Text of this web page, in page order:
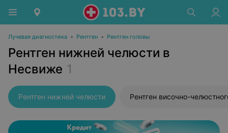
Лучевая диагностика • Рентген • Рентген головы
Рентген нижней челюсти в
Несвиже 1
Рентген нижней челюсти